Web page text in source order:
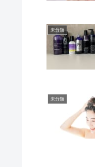
未分類
未分類